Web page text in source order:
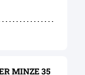
MINZE 35